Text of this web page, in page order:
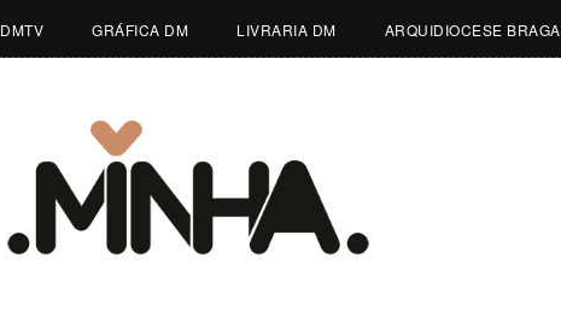
DMTV GRÁFICA DM LIVRARIA DM ARQUIDIOCESE BRAGA